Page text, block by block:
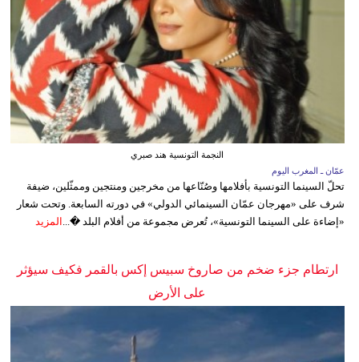
النجمة التونسية هند صبري
عمّان ـ المغرب اليوم
تحلّ السينما التونسية بأفلامها وصُنّاعها من مخرجين ومنتجين وممثّلين، ضيفة
شرف على «مهرجان عمّان السينمائي الدولي» في دورته السابعة. وتحت شعار
«إضاءة على السينما التونسية»، تُعرض مجموعة من أفلام البلد �...
المزيد
ارتطام جزء ضخم من صاروخ سبيس إكس بالقمر فكيف سيؤثر
على الأرض